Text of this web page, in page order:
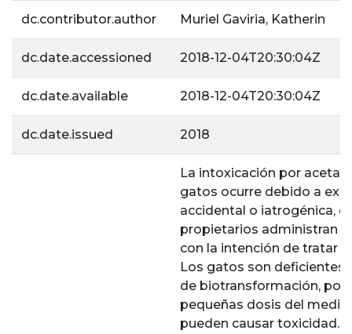
dc.contributor.author Muriel Gaviria, Katherin
dc.date.accessioned 2018-12-04T20:30:04Z
dc.date.available 2018-12-04T20:30:04Z
dc.date.issued 2018
La intoxicación por
gatos ocurre debido a
accidental o iatrogénica,
propietarios administran
con la intención de tratar
Los gatos son deficientes
de biotransformación, por
pequeñas dosis del
pueden causar toxicidad.